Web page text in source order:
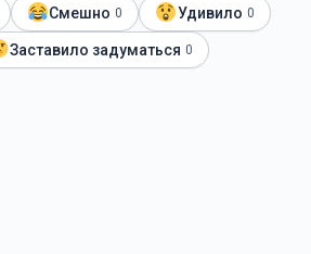
Смешно 0 Удивило 0
Заставило задуматься 0